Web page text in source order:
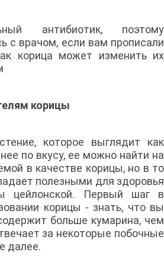
антибиотик, поэтому
с врачом, если вам прописали
корица может изменить их
корицы
которое выглядит как
по вкусу, ее можно найти на
в качестве корицы, но в то
полезными для здоровья
цейлонской. Первый шаг в
корицы - знать, что вы
больше кумарина, чем
за некоторые побочные
далее.